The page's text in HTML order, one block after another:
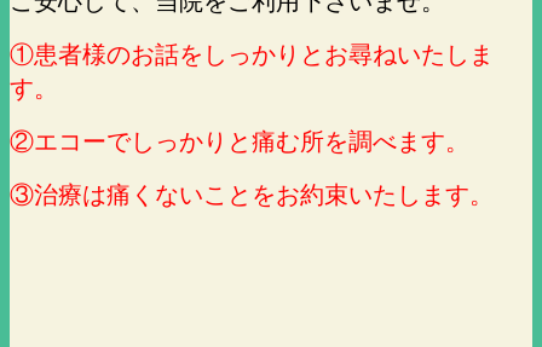
①患者様のお話をしっかりとお尋ねいたしま
す。
②エコーでしっかりと痛む所を調べます。
③治療は痛くないことをお約束いたします。